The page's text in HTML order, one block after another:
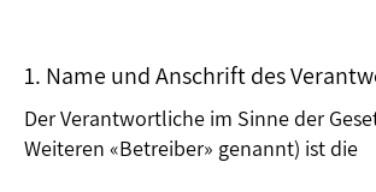
1. Name und Anschrift des
Der Verantwortliche im Sinne der
Weiteren «Betreiber» genannt) ist die